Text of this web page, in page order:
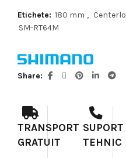
Etichete: 180 mm ,
SM-RT64M
Share
TRANSPORT
GRATUIT
SUPORT
TEHNIC